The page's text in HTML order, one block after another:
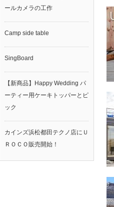
ールカメラの工作
Camp side table
SingBoard
【新商品】Happy Wedding パ
ーティー用ケーキトッパーとピ
ック
カインズ浜松都田テクノ店にＵ
ＲＯＣＯ販売開始！